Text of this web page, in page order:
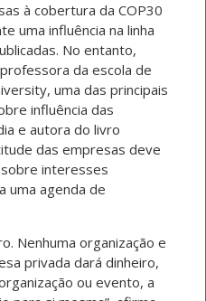
à cobertura da COP30
uma influência na linha
No entanto,
da escola de
uma das principais
influência das
e autora do livro
das empresas deve
interesses
uma agenda de
Nenhuma organização e
privada dará dinheiro,
ou evento, a